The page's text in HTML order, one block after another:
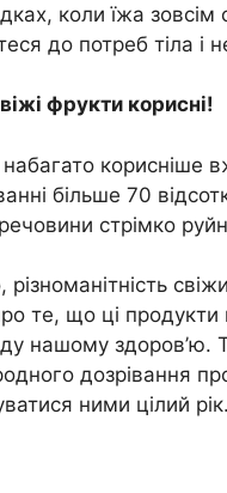
коли їжа зовсім
до потреб тіла і
фрукти корисні!
корисніше
більше 70
речовини стрімко
різноманітність
те, що ці
нашому здоров’ю.
дозрівання
ними цілий рік.